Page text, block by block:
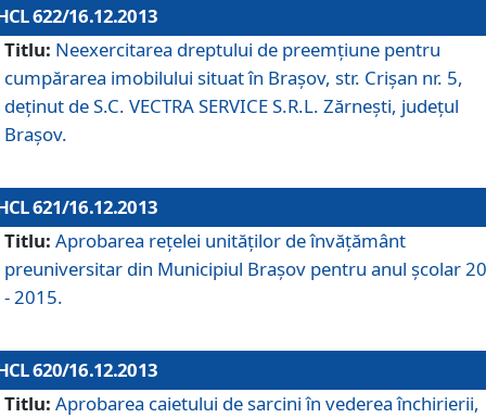
622/16.12.2013
Titlu: Neexercitarea dreptului de preemţiune pentru
cumpărarea imobilului situat în Braşov, str. Crişan nr. 5,
deţinut de S.C. VECTRA SERVICE S.R.L. Zărneşti, judeţul
Braşov.
621/16.12.2013
Titlu: Aprobarea reţelei unităţilor de învăţământ
preuniversitar din Municipiul Braşov pentru anul şcolar
- 2015.
620/16.12.2013
Titlu: Aprobarea caietului de sarcini în vederea închirierii,